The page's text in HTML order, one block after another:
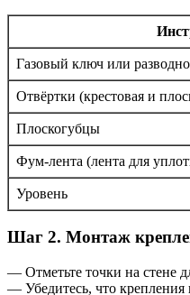
Газовый ключ или
Отвёртки (крестовая и
Плоскогубцы
Фум-лента (лента для
Уровень
Шаг 2. Монтаж
— Отметьте точки на стене
— Убедитесь, что